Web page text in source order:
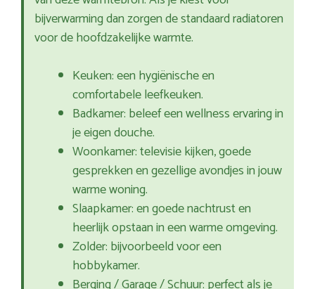
bijverwarming dan zorgen de standaard radiatoren
voor de hoofdzakelijke warmte.
Keuken: een hygiënische en
comfortabele leefkeuken.
Badkamer: beleef een wellness ervaring in
je eigen douche.
Woonkamer: televisie kijken, goede
gesprekken en gezellige avondjes in jouw
warme woning.
Slaapkamer: en goede nachtrust en
heerlijk opstaan in een warme omgeving.
Zolder: bijvoorbeeld voor een
hobbykamer.